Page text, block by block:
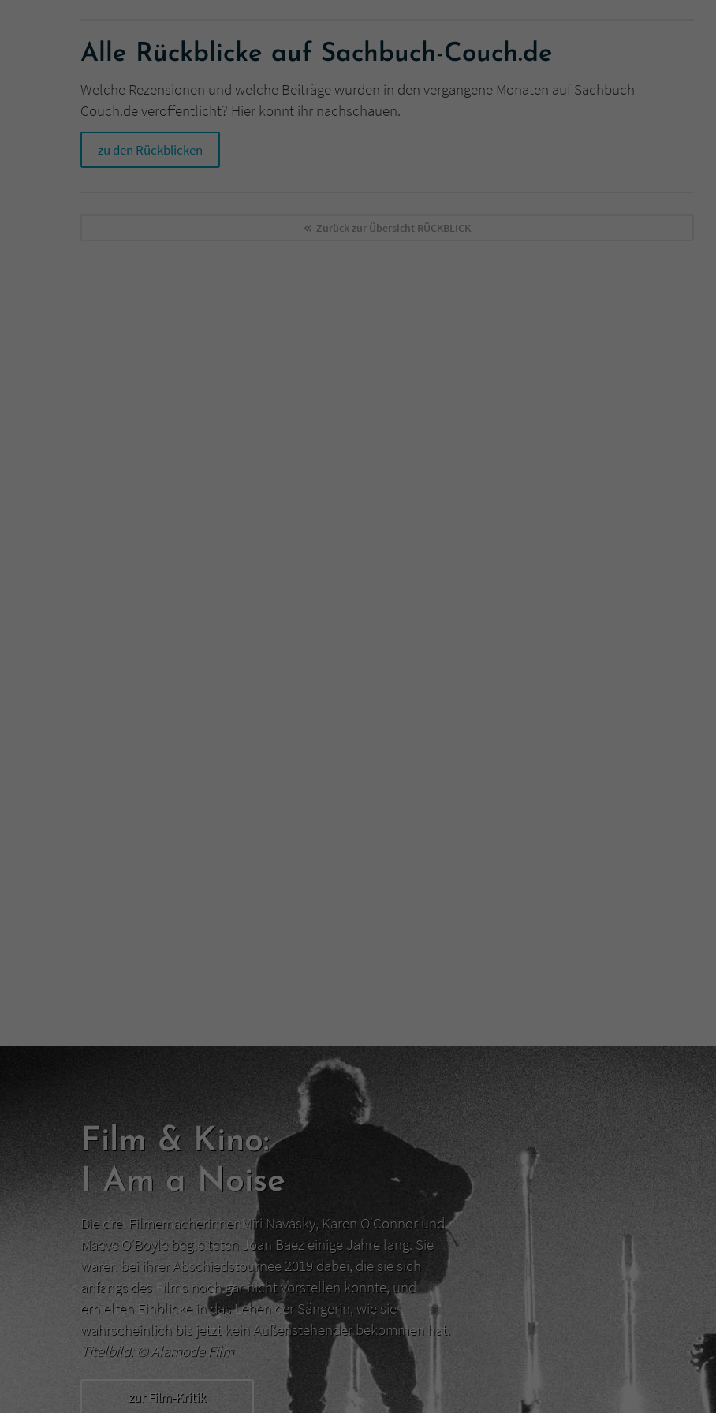
Alle Rückblicke auf Sachbuch-Couch.de
Welche Rezensionen und welche Beiträge wurden in den vergangene Monaten auf Sachbuch-
Couch.de veröffentlicht? Hier könnt ihr nachschauen.
zu den Rückblicken
Zurück zur Übersicht RÜCKBLICK
Film & Kino:
I Am a Noise
Die drei FilmemacherinnenMiri Navasky, Karen O‘Connor und
Maeve O‘Boyle begleiteten Joan Baez einige Jahre lang. Sie
waren bei ihrer Abschiedstournee 2019 dabei, die sie sich
anfangs des Films noch gar nicht vorstellen konnte, und
erhielten Einblicke in das Leben der Sängerin, wie sie
wahrscheinlich bis jetzt kein Außenstehender bekommen hat.
Titelbild: ©Alamode Film
zur Film-Kritik